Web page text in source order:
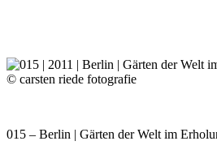
015 – Berlin | Gärten der Welt im